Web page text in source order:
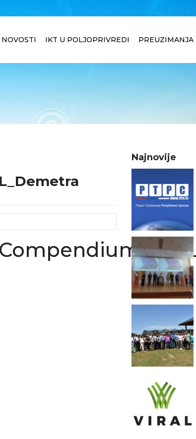
NOVOSTI IKT U POLJOPRIVREDI PREUZIMANJA
Najnovije